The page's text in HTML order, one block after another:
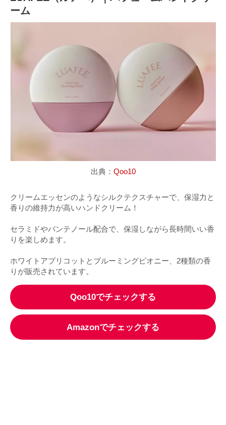
ーム
出典： Qoo10
クリームエッセンのようなシルクテクスチャーで、保湿力と
香りの維持力が高いハンドクリーム！
セラミドやパンテノール配合で、保湿しながら長時間いい香
りを楽しめます。
ホワイトアプリコットとブルーミングピオニー、2種類の香
りが販売されています。
Qoo10でチェックする
Amazonでチェックする